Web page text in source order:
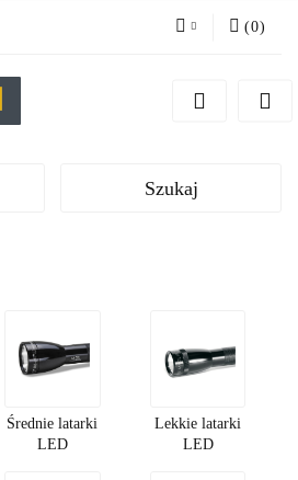
(0)
Szukaj
Średnie latarki
LED
Lekkie latarki
LED